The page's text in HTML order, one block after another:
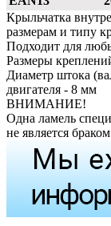
Крыльчатка
размерам и типу
Подходит для
Размеры
Диаметр штока
двигателя - 8 мм
ВНИМАНИЕ!
Одна ламель
не является